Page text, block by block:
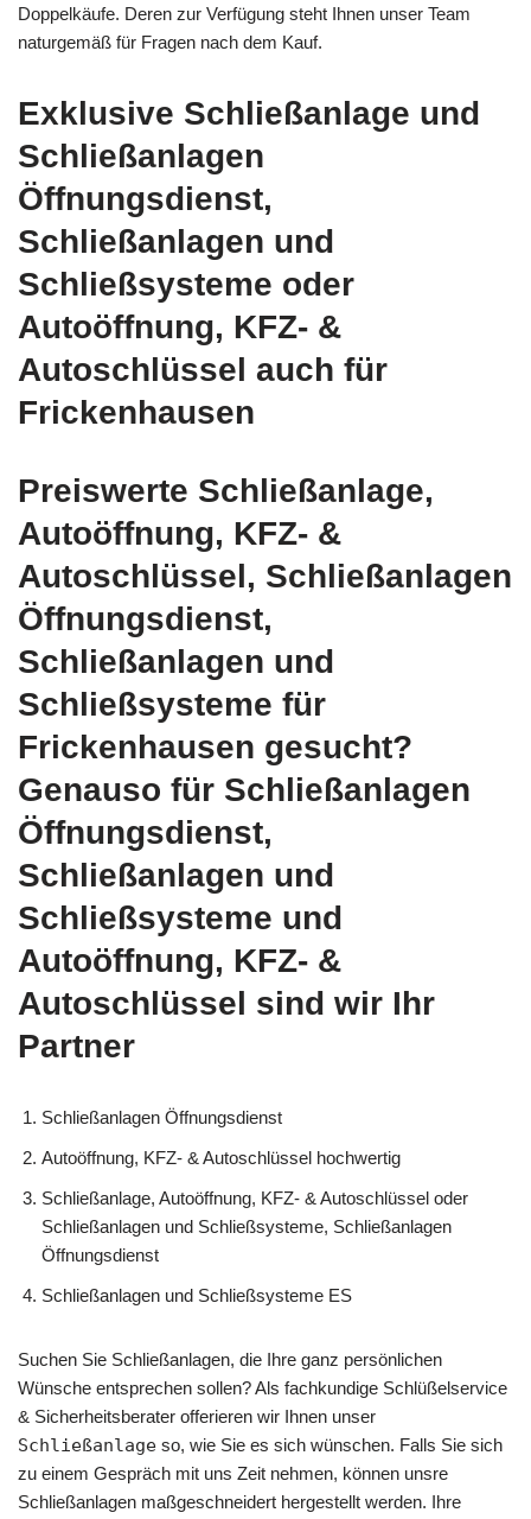
Doppelkäufe. Deren zur Verfügung steht Ihnen unser Team
naturgemäß für Fragen nach dem Kauf.
Exklusive Schließanlage und
Schließanlagen
Öffnungsdienst,
Schließanlagen und
Schließsysteme oder
Autoöffnung, KFZ- &
Autoschlüssel auch für
Frickenhausen
Preiswerte Schließanlage,
Autoöffnung, KFZ- &
Autoschlüssel, Schließanlagen
Öffnungsdienst,
Schließanlagen und
Schließsysteme für
Frickenhausen gesucht?
Genauso für Schließanlagen
Öffnungsdienst,
Schließanlagen und
Schließsysteme und
Autoöffnung, KFZ- &
Autoschlüssel sind wir Ihr
Partner
Schließanlagen Öffnungsdienst
Autoöffnung, KFZ- & Autoschlüssel hochwertig
Schließanlage, Autoöffnung, KFZ- & Autoschlüssel oder
Schließanlagen und Schließsysteme, Schließanlagen
Öffnungsdienst
Schließanlagen und Schließsysteme ES
Suchen Sie Schließanlagen, die Ihre ganz persönlichen
Wünsche entsprechen sollen? Als fachkundige Schlüßelservice
& Sicherheitsberater offerieren wir Ihnen unser
Schließanlage so, wie Sie es sich wünschen. Falls Sie sich
zu einem Gespräch mit uns Zeit nehmen, können unsre
Schließanlagen maßgeschneidert hergestellt werden. Ihre